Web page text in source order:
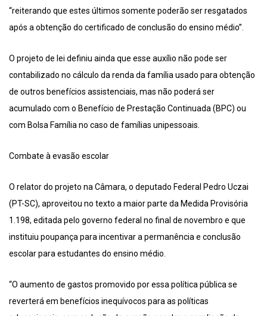
“reiterando que estes últimos somente poderão ser resgatados
após a obtenção do certificado de conclusão do ensino médio”.
O projeto de lei definiu ainda que esse auxílio não pode ser
contabilizado no cálculo da renda da família usado para obtenção
de outros benefícios assistenciais, mas não poderá ser
acumulado com o Benefício de Prestação Continuada (BPC) ou
com Bolsa Família no caso de famílias unipessoais.
Combate à evasão escolar
O relator do projeto na Câmara, o deputado Federal Pedro Uczai
(PT-SC), aproveitou no texto a maior parte da Medida Provisória
1.198, editada pelo governo federal no final de novembro e que
instituiu poupança para incentivar a permanência e conclusão
escolar para estudantes do ensino médio.
“O aumento de gastos promovido por essa política pública se
reverterá em benefícios inequívocos para as políticas